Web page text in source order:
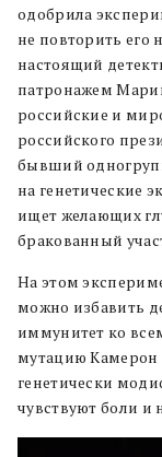
одобрила
не повторить его
настоящий
патронажем
российские и
российского
бывший
на генетические
ищет желающих
бракованный
На этом
можно избавить
иммунитет ко
мутацию Камерон
генетически
чувствуют боли и